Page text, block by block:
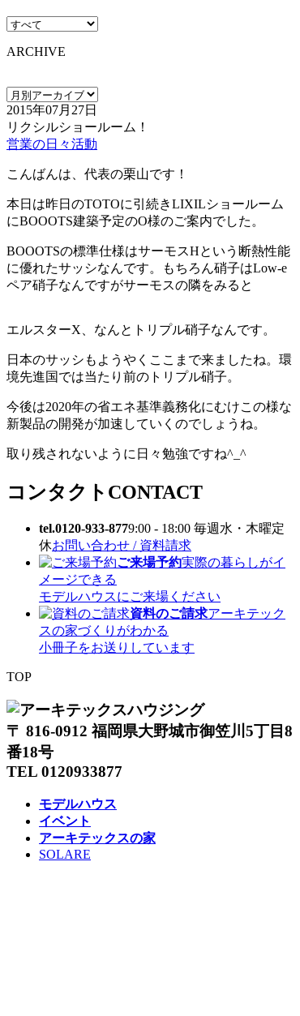
ARCHIVE
2015年07月27日
リクシルショールーム！
営業の日々活動
こんばんは、代表の栗山です！
本日は昨日のTOTOに引続きLIXILショールーム
にBOOOTS建築予定のO様のご案内でした。
BOOOTSの標準仕様はサーモスHという断熱性能
に優れたサッシなんです。もちろん硝子はLow-e
ペア硝子なんですがサーモスの隣をみると
エルスターX、なんとトリプル硝子なんです。
日本のサッシもようやくここまで来ましたね。環
境先進国では当たり前のトリプル硝子。
今後は2020年の省エネ基準義務化にむけこの様な
新製品の開発が加速していくのでしょうね。
取り残されないように日々勉強ですね^_^
コンタクト CONTACT
tel.0120-933-8779:00 - 18:00 毎週水・木曜定
休お問い合わせ / 資料請求
ご来場予約実際の暮らしがイ
メージできる
モデルハウスにご来場ください
資料のご請求アーキテック
スの家づくりがわかる
小冊子をお送りしています
TOP
〒 816-0912 福岡県大野城市御笠川5丁目8
番18号
TEL 0120933877
モデルハウス
イベント
アーキテックスの家
SOLARE